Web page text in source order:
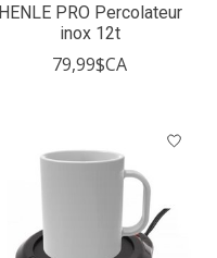
HENLE PRO Percolateur
inox 12t
79,99$CA